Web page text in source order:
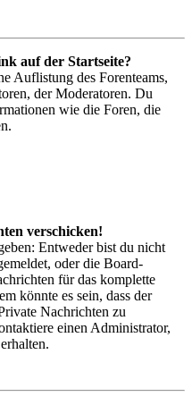
auf der Startseite?
Auflistung des Forenteams,
der Moderatoren. Du
wie die Foren, die
verschicken!
Entweder bist du nicht
oder die Board-
für das komplette
könnte es sein, dass der
Nachrichten zu
einen Administrator,